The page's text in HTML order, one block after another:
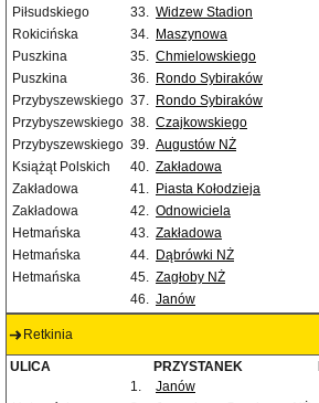
Piłsudskiego
33. Widzew Stadion
Rokicińska
34. Maszynowa
Puszkina
35. Chmielowskiego
Puszkina
36. Rondo Sybiraków
Przybyszewskiego 37. Rondo Sybiraków
Przybyszewskiego 38. Czajkowskiego
Przybyszewskiego 39. Augustów NŻ
Książąt Polskich
40. Zakładowa
Zakładowa
41. Piasta Kołodzieja
Zakładowa
42. Odnowiciela
Hetmańska
43. Zakładowa
Hetmańska
44. Dąbrówki NŻ
Hetmańska
45. Zagłoby NŻ
46. Janów
Retkinia
ULICA PRZYSTANEK
1.
Janów